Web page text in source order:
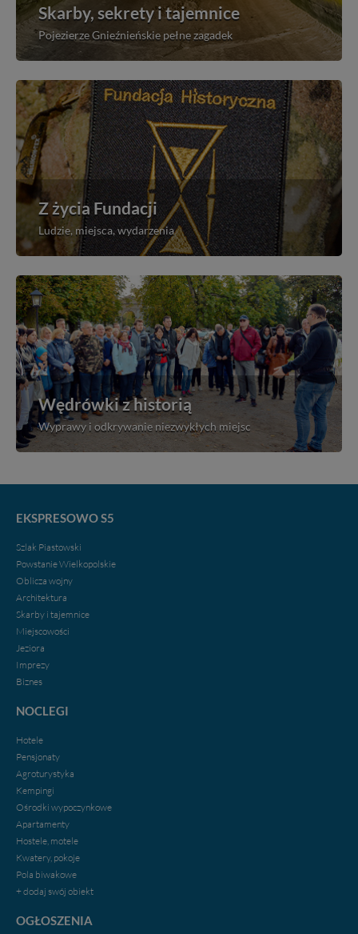
Skarby, sekrety i tajemnice
Pojezierze Gnieźnieńskie pełne zagadek
Z życia Fundacji
Ludzie, miejsca, wydarzenia
Wędrówki z historią
Wyprawy i odkrywanie niezwykłych miejsc
EKSPRESOWO S5
Szlak Piastowski
Powstanie Wielkopolskie
Oblicza wojny
Architektura
Skarby i tajemnice
Miejscowości
Jeziora
Imprezy
Biznes
NOCLEGI
Hotele
Pensjonaty
Agroturystyka
Kempingi
Ośrodki wypoczynkowe
Apartamenty
Hostele, motele
Kwatery, pokoje
Pola biwakowe
+ dodaj swój obiekt
OGŁOSZENIA